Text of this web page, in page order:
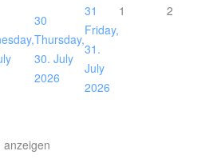
30
Thursday,
30. July
2026
31
Friday,
31.
July
2026
1 2
anzeigen